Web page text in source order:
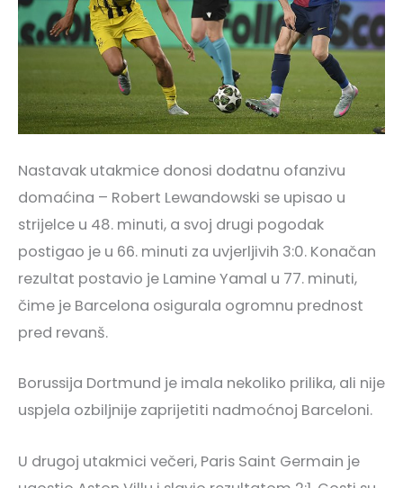
Nastavak utakmice donosi dodatnu ofanzivu
domaćina – Robert Lewandowski se upisao u
strijelce u 48. minuti, a svoj drugi pogodak
postigao je u 66. minuti za uvjerljivih 3:0. Konačan
rezultat postavio je Lamine Yamal u 77. minuti,
čime je Barcelona osigurala ogromnu prednost
pred revanš.
Borussija Dortmund je imala nekoliko prilika, ali nije
uspjela ozbiljnije zaprijetiti nadmoćnoj Barceloni.
U drugoj utakmici večeri, Paris Saint Germain je